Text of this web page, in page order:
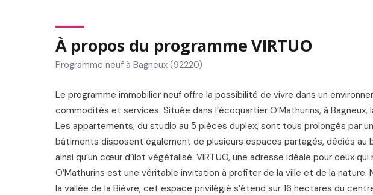
À propos du programme VIRTUO
Programme neuf à Bagneux (92220)
Le programme immobilier neuf offre la possibilité de vivre dans un
commodités et services. Située dans l’écoquartier O’Mathurins, à
Les appartements, du studio au 5 pièces duplex, sont tous prolongés par
bâtiments disposent également de plusieurs espaces partagés, dédiés
ainsi qu’un cœur d’îlot végétalisé. VIRTUO, une adresse idéale pour ceux
O’Mathurins est une véritable invitation à profiter de la ville et de la
la vallée de la Bièvre, cet espace privilégié s’étend sur 16 hectares du